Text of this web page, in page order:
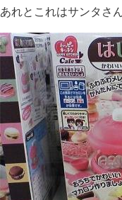
あれとこれはサンタさ